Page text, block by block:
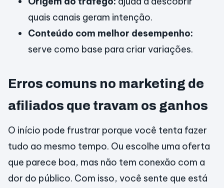
quais canais geram intenção.
Conteúdo com melhor desempenho:
serve como base para criar variações.
Erros comuns no marketing de
afiliados que travam os ganhos
O início pode frustrar porque você tenta fazer
tudo ao mesmo tempo. Ou escolhe uma oferta
que parece boa, mas não tem conexão com a
dor do público. Com isso, você sente que está